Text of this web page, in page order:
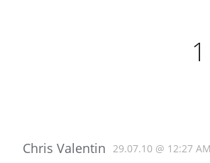
Chris Valentin 29.07.10 @ 12:27 AM